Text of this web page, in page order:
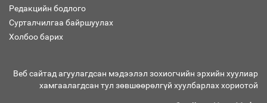
Редакцийн бодлого
Сурталчилгаа байршуулах
Холбоо барих
Веб сайтад агуулагдсан мэдээлэл зохиогчийн эрхийн хуулиар
хамгаалагдсан тул зөвшөөрөлгүй хуулбарлах хориотой